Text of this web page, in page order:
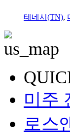
테네시(TN),
미주
로스